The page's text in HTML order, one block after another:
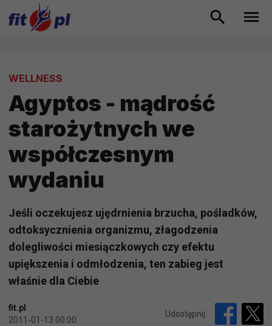
WELLNESS
Agyptos - mądrość
starożytnych we
współczesnym
wydaniu
Jeśli oczekujesz ujędrnienia brzucha, pośladków,
odtoksycznienia organizmu, złagodzenia
dolegliwości miesiączkowych czy efektu
upiększenia i odmłodzenia, ten zabieg jest
właśnie dla Ciebie
fit.pl
2011-01-13 00:00
Udostępnij